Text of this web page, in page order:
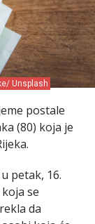
Unsplash
postale
(80) koja je
petak, 16.
se
da